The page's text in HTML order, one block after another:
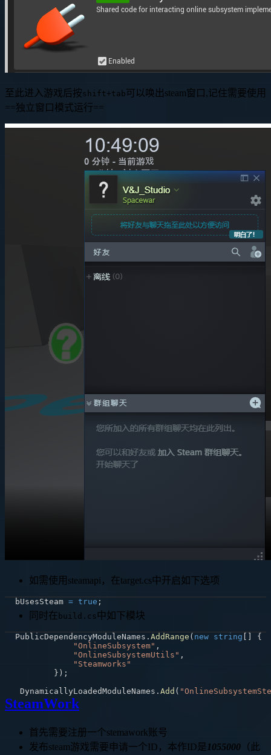
至此进入游戏后按 shift+tab可以唤出steam窗口,记住需要使用
==独立窗口模式运行==
如需使用steamapi，在target.cs中开启如下选项
bUsesSteam = true ;
同时在 build.cs 中如下模块
PublicDependencyModuleNames . AddRange ( new string
{
"OnlineSubsystem" ,
"OnlineSubsystemUtils" ,
"Steamworks"
} ) ;
DynamicallyLoadedModuleNames . Add (
SteamWork
首先需要注册一个stemawork账号
发布steam游戏需要申请一个ID，本作ID是1055000 （此